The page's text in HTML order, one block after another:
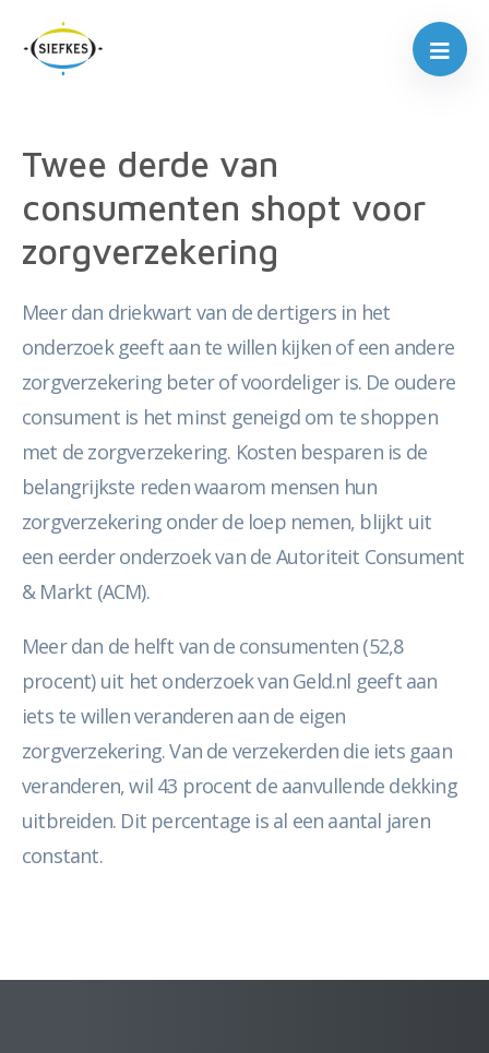
Twee derde van
consumenten shopt voor
zorgverzekering
Meer dan driekwart van de dertigers in het
onderzoek geeft aan te willen kijken of een andere
zorgverzekering beter of voordeliger is. De oudere
consument is het minst geneigd om te shoppen
met de zorgverzekering. Kosten besparen is de
belangrijkste reden waarom mensen hun
zorgverzekering onder de loep nemen, blijkt uit
een eerder onderzoek van de Autoriteit Consument
& Markt (ACM).
Meer dan de helft van de consumenten (52,8
procent) uit het onderzoek van Geld.nl geeft aan
iets te willen veranderen aan de eigen
zorgverzekering. Van de verzekerden die iets gaan
veranderen, wil 43 procent de aanvullende dekking
uitbreiden. Dit percentage is al een aantal jaren
constant.